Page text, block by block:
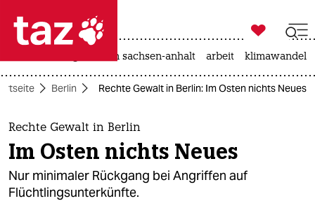
 taz zahl ich
taz zahl ich
themen
politik
öko

taz zahl ich
landtagswahl in sachsen-anhalt arbeit klimawandel
Berlin Rechte Gewalt in Berlin: Im Osten nichts Neues
Rechte Gewalt in Berlin
Im Osten nichts Neues
Nur minimaler Rückgang bei Angriffen auf
Flüchtlingsunterkünfte.